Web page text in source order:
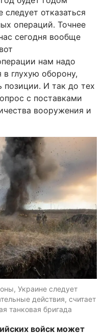
отказаться
операций. Точнее
сегодня вообще
нам надо
глухую оборону,
позиции. И так до тех
с поставками
вооружения и
Украине следует
действия, считает
танковая бригада
войск может